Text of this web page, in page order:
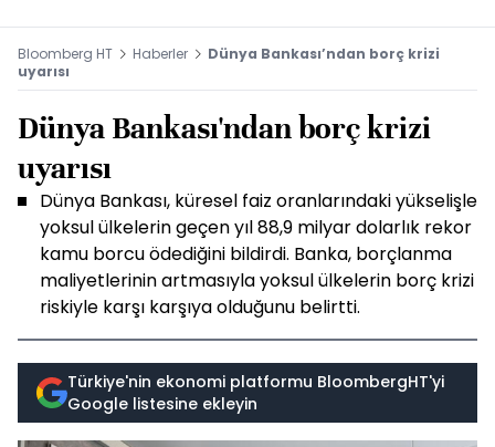
Bloomberg HT Haberler
Dünya Bankası’ndan borç krizi
uyarısı
Dünya Bankası'ndan borç krizi
uyarısı
Dünya Bankası, küresel faiz oranlarındaki yükselişle
yoksul ülkelerin geçen yıl 88,9 milyar dolarlık rekor
kamu borcu ödediğini bildirdi. Banka, borçlanma
maliyetlerinin artmasıyla yoksul ülkelerin borç krizi
riskiyle karşı karşıya olduğunu belirtti.
Türkiye'nin ekonomi platformu BloombergHT'yi
Google listesine ekleyin